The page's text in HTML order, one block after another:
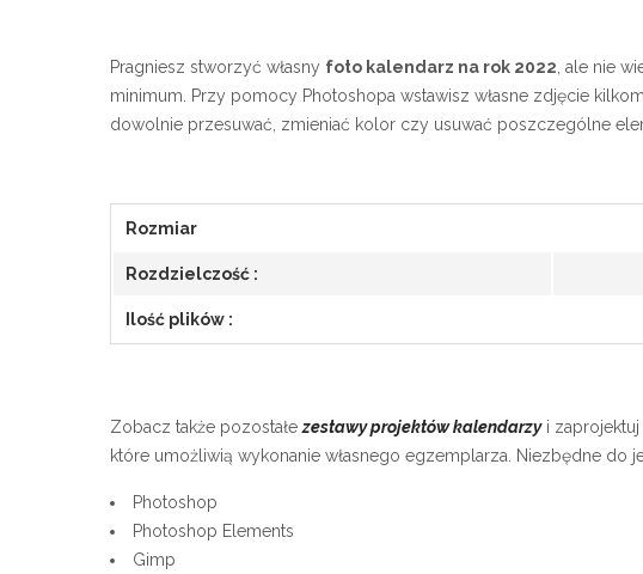
Pragniesz stworzyć własny foto kalendarz na rok 2022 , ale nie
minimum. Przy pomocy Photoshopa wstawisz własne zdjęcie
dowolnie przesuwać, zmieniać kolor czy usuwać poszczególne
Rozmiar
Rozdzielczość :
Ilość plików :
Zobacz także pozostałezestawy projektów kalendarzyi zaprojektuj
które umożliwią wykonanie własnego egzemplarza. Niezbędne do
Photoshop
Photoshop Elements
Gimp